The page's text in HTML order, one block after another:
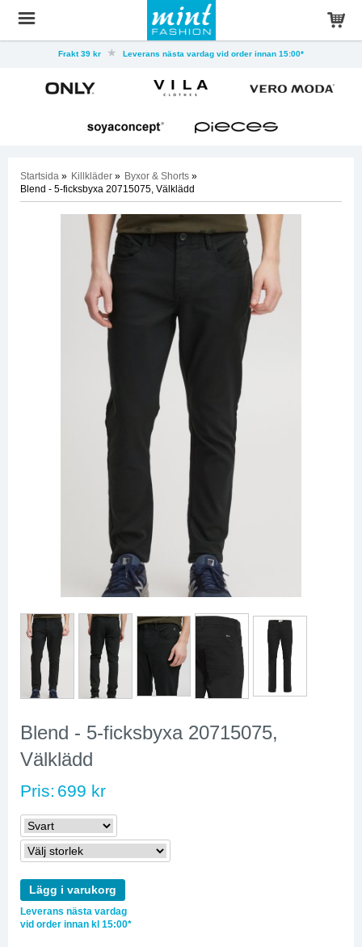
Frakt 39 kr Leverans nästa vardag vid order innan 15:00*
Startsida » Killkläder » Byxor & Shorts »
Blend - 5-ficksbyxa 20715075, Välklädd
Blend - 5-ficksbyxa 20715075,
Välklädd
Pris: 699 kr
Lägg i varukorg
Leverans nästa vardag
vid order innan kl 15:00*